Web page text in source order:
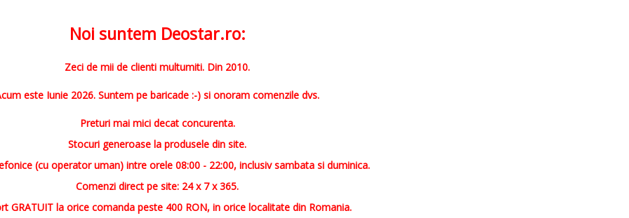
Noi suntem Deostar.ro:
Zeci de mii de clienti multumiti. Din 2010.
este Iunie 2026. Suntem pe baricade :-) si onoram comenzile dvs.
Preturi mai mici decat concurenta.
Stocuri generoase la produsele din site.
(cu operator uman) intre orele 08:00 - 22:00, inclusiv sambata si duminica.
Comenzi direct pe site: 24 x 7 x 365.
GRATUIT la orice comanda peste 400 RON, in orice localitate din Romania.